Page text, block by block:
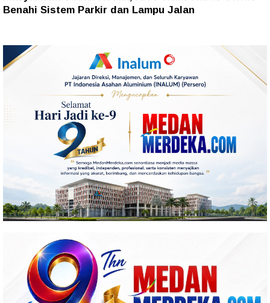
Benahi Sistem Parkir dan Lampu Jalan